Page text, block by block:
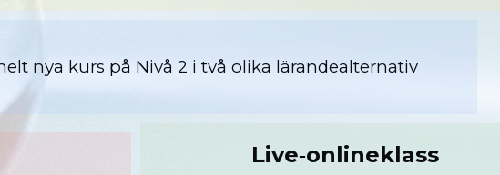
nya kurs på Nivå 2 i två olika lärandealternativ
Live‑onlineklass